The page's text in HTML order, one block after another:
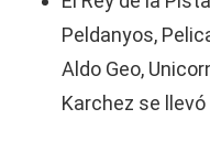
Peldanyos,
Aldo Geo,
Karchez se